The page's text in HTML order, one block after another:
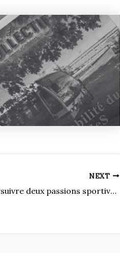
NEXT
Poursuivre deux passions sportives au niveau universitaire